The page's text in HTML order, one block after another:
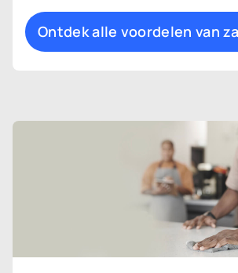
Ontdek alle voordelen van